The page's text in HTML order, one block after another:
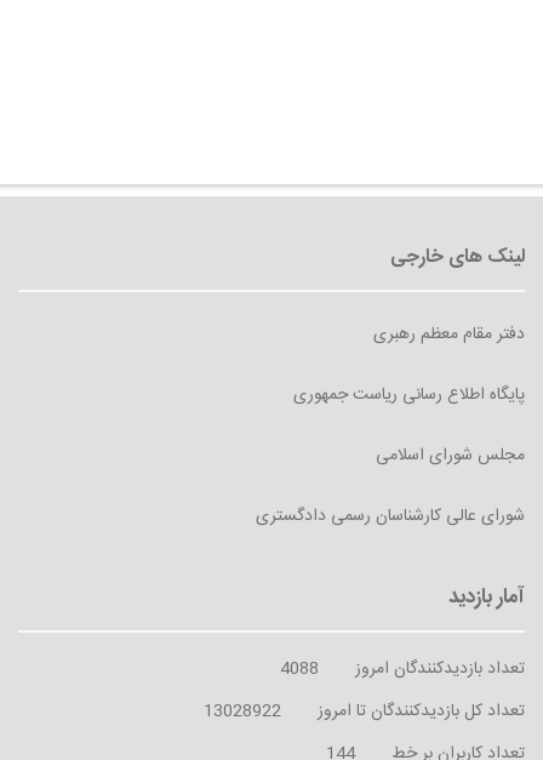
دفتر مقام معظم رهبری
پایگاه اطلاع رسانی ریاست جمهوری
مجلس شورای اسلامی
شورای عالی کارشناسان رسمی دادگستری
تعداد بازدیدکنندگان امروز
4088
تعداد کل بازدیدکنندگان تا امروز
13028922